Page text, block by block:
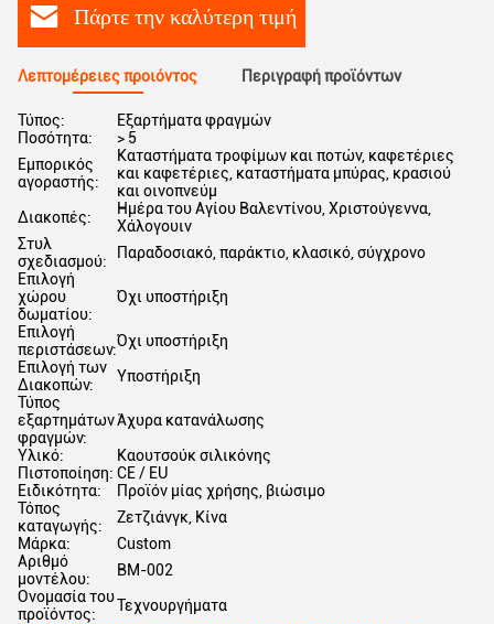
Πάρτε την καλύτερη τιμή
Λεπτομέρειες προιόντος Περιγραφή προϊόντων
Τύπος:
Εξαρτήματα φραγμών
Ποσότητα:
> 5
Εμπορικός
αγοραστής:
Καταστήματα τροφίμων και ποτών, καφετέριες
και καφετέριες, καταστήματα μπύρας, κρασιού
και οινοπνεύμ
Διακοπές:
Ημέρα του Αγίου Βαλεντίνου, Χριστούγεννα,
Χάλογουιν
Στυλ
σχεδιασμού:
Παραδοσιακό, παράκτιο, κλασικό, σύγχρονο
Επιλογή
χώρου
δωματίου:
Όχι υποστήριξη
Επιλογή
περιστάσεων:Όχι υποστήριξη
Επιλογή των
Διακοπών:
Υποστήριξη
Τύπος
εξαρτημάτων
φραγμών:
Άχυρα κατανάλωσης
Υλικό:
Καουτσούκ σιλικόνης
Πιστοποίηση: CE / EU
Ειδικότητα:
Προϊόν μίας χρήσης, βιώσιμο
Τόπος
καταγωγής:
Ζετζιάνγκ, Κίνα
Μάρκα:
Custom
Αριθμό
μοντέλου:
BM-002
Ονομασία του
προϊόντος:
Τεχνουργήματα